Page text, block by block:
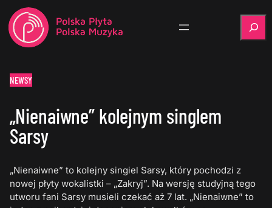
NEWSY
„Nienaiwne” kolejnym singlem
Sarsy
„Nienaiwne” to kolejny singiel Sarsy, który pochodzi z
nowej płyty wokalistki – „Zakryj”. Na wersję studyjną tego
utworu fani Sarsy musieli czekać aż 7 lat. „Nienaiwne” to